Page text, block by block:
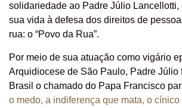
solidariedade ao Padre Júlio Lancellotti,
sua vida à defesa dos direitos de
rua: o “Povo da Rua”.
Por meio de sua atuação como vigário
Arquidiocese de São Paulo, Padre Júlio
Brasil o chamado do Papa Francisco
o medo, a indiferença que mata, o